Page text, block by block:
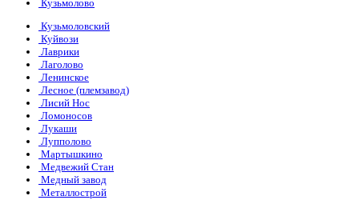
Кузьмолово
Кузьмоловский
Куйвози
Лаврики
Лаголово
Ленинское
Лесное (племзавод)
Лисий Нос
Ломоносов
Лукаши
Лупполово
Мартышкино
Медвежий Стан
Медный завод
Металлострой